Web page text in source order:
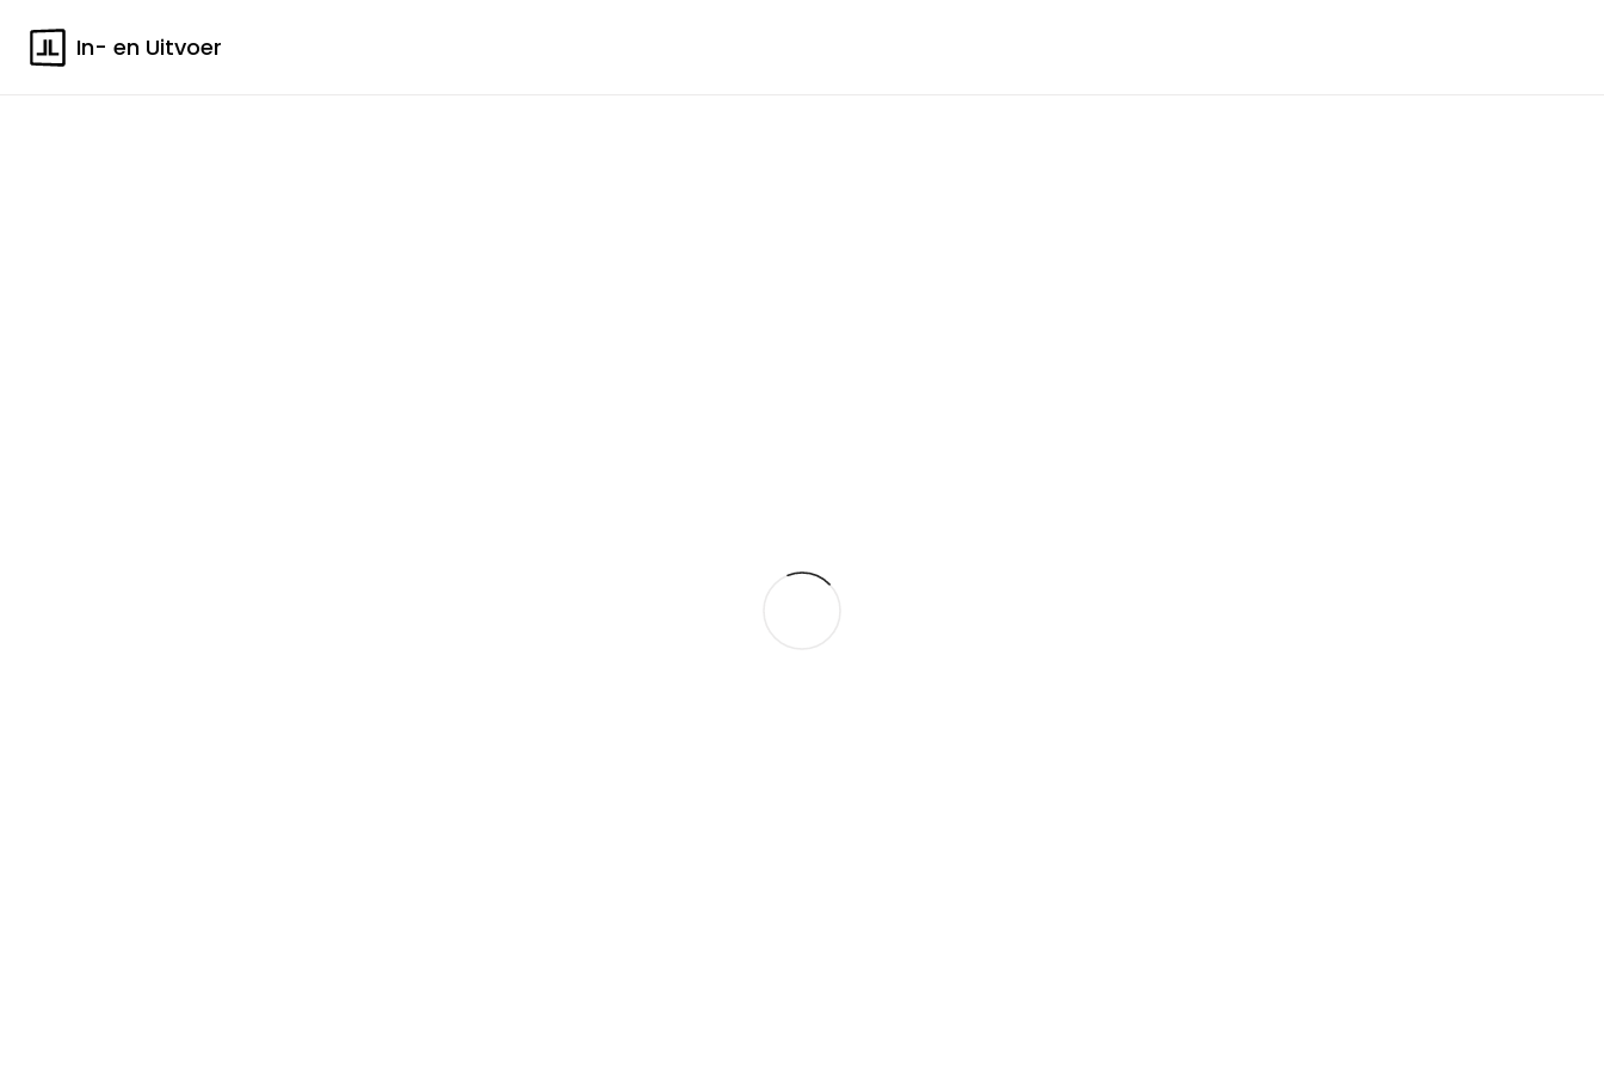
In- en Uitvoer